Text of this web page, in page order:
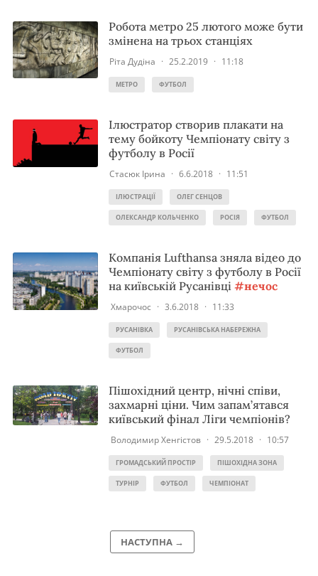
Робота метро 25 лютого може бути
змінена на трьох станціях
Ріта Дудіна · 25.2.2019 · 11:18
МЕТРО ФУТБОЛ
Ілюстратор створив плакати на
тему бойкоту Чемпіонату світу з
футболу в Росії
Стасюк Ірина · 6.6.2018 · 11:51
ІЛЮСТРАЦІЇ ОЛЕГ СЕНЦОВ
ОЛЕКСАНДР КОЛЬЧЕНКО РОСІЯ ФУТБОЛ
Компанія Lufthansa зняла відео до
Чемпіонату світу з футболу в Росії
на київській Русанівці #нечос
Хмарочос · 3.6.2018 · 11:33
РУСАНІВКА РУСАНІВСЬКА НАБЕРЕЖНА
ФУТБОЛ
Пішохідний центр, нічні співи,
захмарні ціни. Чим запам’ятався
київський фінал Ліги чемпіонів?
Володимир Хенгістов · 29.5.2018 · 10:57
ГРОМАДСЬКИЙ ПРОСТІР ПІШОХІДНА ЗОНА
ТУРНІР ФУТБОЛ ЧЕМПІОНАТ
НАСТУПНА →